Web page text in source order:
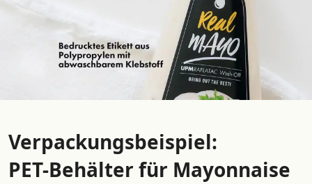
Verpackungsbeispiel:
PET-Behälter für Mayonnaise